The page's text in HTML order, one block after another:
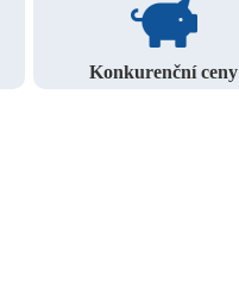
Konkurenční ceny